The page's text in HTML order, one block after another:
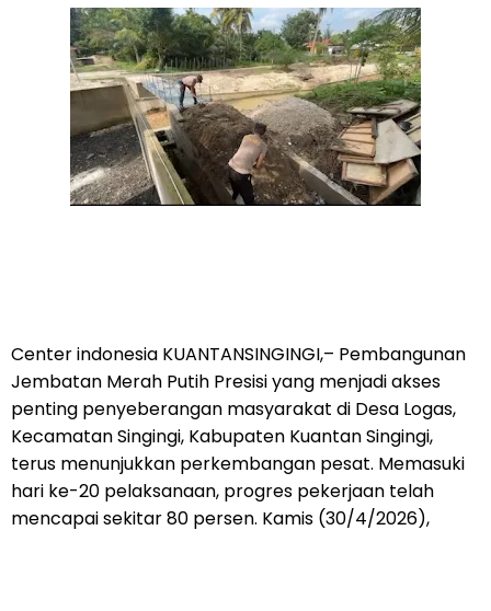
Center indonesia KUANTANSINGINGI,– Pembangunan
Jembatan Merah Putih Presisi yang menjadi akses
penting penyeberangan masyarakat di Desa Logas,
Kecamatan Singingi, Kabupaten Kuantan Singingi,
terus menunjukkan perkembangan pesat. Memasuki
hari ke-20 pelaksanaan, progres pekerjaan telah
mencapai sekitar 80 persen. Kamis (30/4/2026),